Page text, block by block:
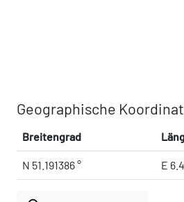
Geographische
Breitengrad
N 51.191386 ° E